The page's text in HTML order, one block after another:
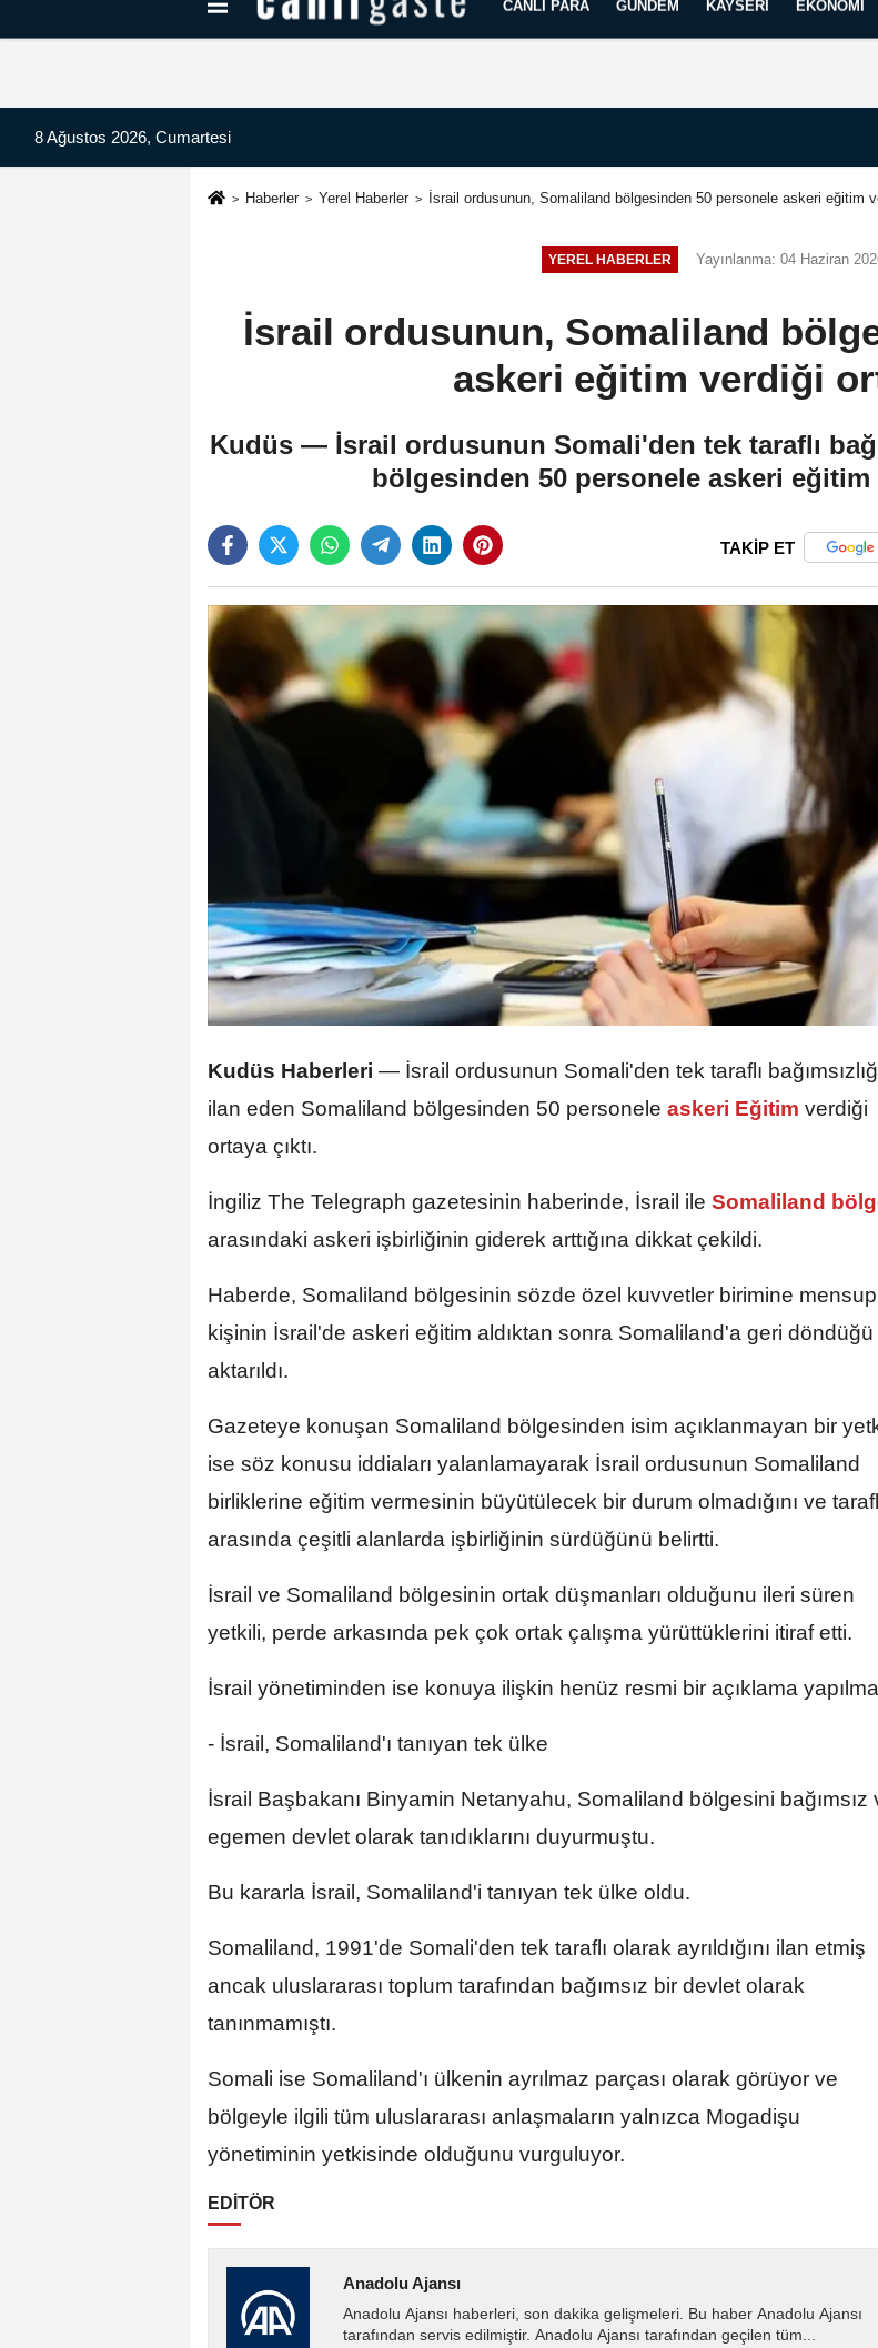
Kayseri Haberleri Can Radyo Dinle
CANLI PARA GÜNDEM KAYSERI EKONOMI
8 Ağustos 2026, Cumartesi
Haberler Yerel Haberler İsrail ordusunun, Somaliland bölgesinden 50 personele askeri eğitim
YEREL HABERLER Yayınlanma: 04 Haziran
İsrail ordusunun, Somaliland
askeri eğitim verdiği
Kudüs — İsrail ordusunun Somali'den tek taraflı
bölgesinden 50 personele askeri eğitim
TAKİP ET
Kudüs Haberleri — İsrail ordusunun Somali'den tek taraflı
ilan eden Somaliland bölgesinden 50 personele askeri Eğitim verdiği
ortaya çıktı.
İngiliz The Telegraph gazetesinin haberinde, İsrail ile Somaliland
arasındaki askeri işbirliğinin giderek arttığına dikkat çekildi.
Haberde, Somaliland bölgesinin sözde özel kuvvetler birimine
kişinin İsrail'de askeri eğitim aldıktan sonra Somaliland'a geri döndüğü
aktarıldı.
Gazeteye konuşan Somaliland bölgesinden isim açıklanmayan bir
ise söz konusu iddiaları yalanlamayarak İsrail ordusunun Somaliland
birliklerine eğitim vermesinin büyütülecek bir durum olmadığını ve
arasında çeşitli alanlarda işbirliğinin sürdüğünü belirtti.
İsrail ve Somaliland bölgesinin ortak düşmanları olduğunu ileri süren
yetkili, perde arkasında pek çok ortak çalışma yürüttüklerini itiraf etti.
İsrail yönetiminden ise konuya ilişkin henüz resmi bir açıklama
- İsrail, Somaliland'ı tanıyan tek ülke
İsrail Başbakanı Binyamin Netanyahu, Somaliland bölgesini bağımsız
egemen devlet olarak tanıdıklarını duyurmuştu.
Bu kararla İsrail, Somaliland'i tanıyan tek ülke oldu.
Somaliland, 1991'de Somali'den tek taraflı olarak ayrıldığını ilan etmiş
ancak uluslararası toplum tarafından bağımsız bir devlet olarak
tanınmamıştı.
Somali ise Somaliland'ı ülkenin ayrılmaz parçası olarak görüyor ve
bölgeyle ilgili tüm uluslararası anlaşmaların yalnızca Mogadişu
yönetiminin yetkisinde olduğunu vurguluyor.
EDİTÖR
Anadolu Ajansı
Anadolu Ajansı haberleri, son dakika gelişmeleri. Bu haber Anadolu Ajansı
tarafından servis edilmiştir. Anadolu Ajansı tarafından geçilen tüm...